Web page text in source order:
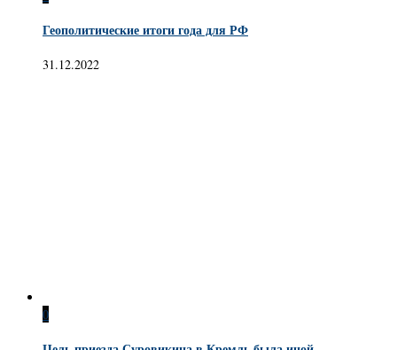
Геополитические итоги года для РФ
31.12.2022
0